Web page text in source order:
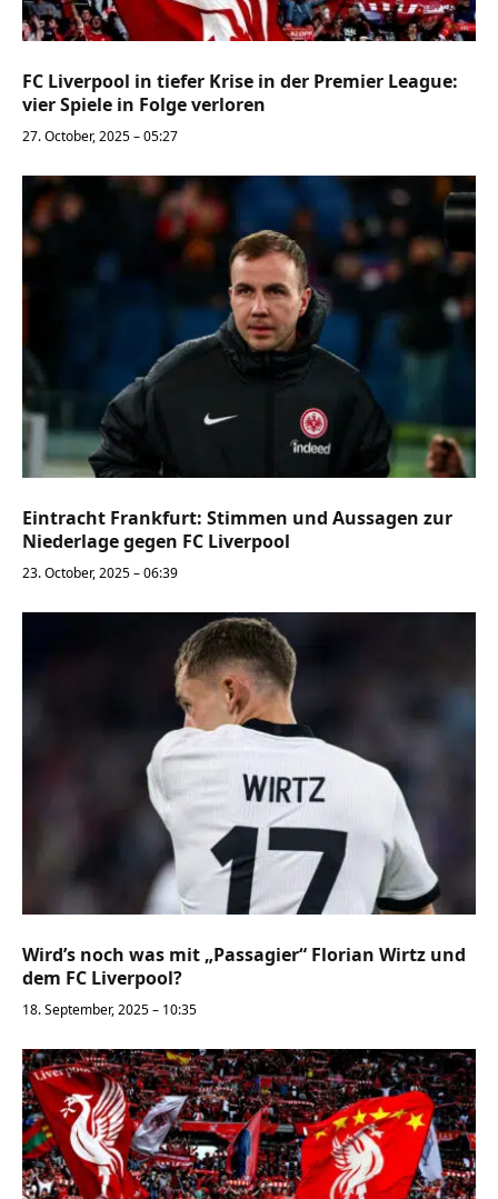
FC Liverpool in tiefer Krise in der Premier League:
vier Spiele in Folge verloren
27. October, 2025 – 05:27
Eintracht Frankfurt: Stimmen und Aussagen zur
Niederlage gegen FC Liverpool
23. October, 2025 – 06:39
Wird’s noch was mit „Passagier“ Florian Wirtz und
dem FC Liverpool?
18. September, 2025 – 10:35